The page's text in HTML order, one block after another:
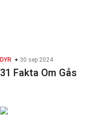
DYR 30 sep 2024
31 Fakta Om Gås